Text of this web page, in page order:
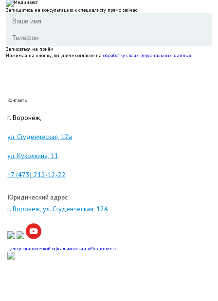
Запишитесь на консультацию к специалисту прямо сейчас!
Записаться на приём
Нажимая на кнопку, вы даете согласие на обработку своих персональных данных
Контакты
г. Воронеж,
ул. Студенческая, 12а
ул. Куколкина, 11
+7 (473) 212-12-22
Юридический адрес
г. Воронеж, ул. Студенческая, 12А
Центр клинической офтальмологии «Мединвест»